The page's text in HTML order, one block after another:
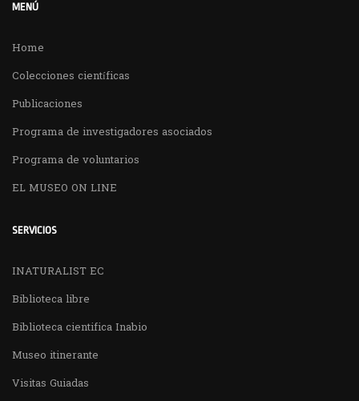
MENÚ
Home
Colecciones científicas
Publicaciones
Programa de investigadores asociados
Programa de voluntarios
EL MUSEO ON LINE
SERVICIOS
INATURALIST EC
Biblioteca libre
Biblioteca cientifica Inabio
Museo itinerante
Visitas Guiadas